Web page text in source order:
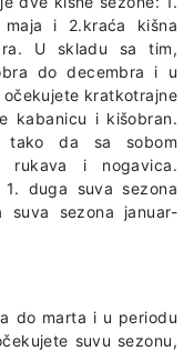
i 2.kraća kišna
U skladu sa tim,
do decembra i u
kratkotrajne
kabanicu i kišobran.
tako da sa sobom
rukava i nogavica.
duga suva sezona
sezona januar-
do marta i u periodu
suvu sezonu,